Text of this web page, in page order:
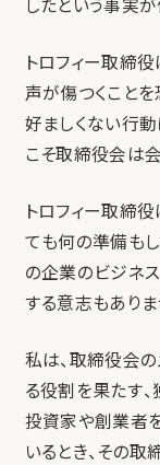
したという事実
トロフィー取締
声が傷つくこと
好ましくない行動
こそ取締役会は
トロフィー取締
ても何の準備もし
の企業のビジネ
する意志もありま
私は、取締役会
る役割を果たす
投資家や創業者
いるとき、その